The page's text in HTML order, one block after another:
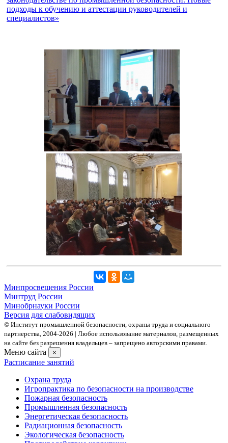
подходы к обучению и аттестации руководителей и
специалистов»
Минпросвещения России
Минтруд России
Минобрнауки России
Версия для слабовидящих
© Институт промышленной безопасности, охраны труда и социального
партнерства, 2004- 2026 | Любое использование материалов, размещенных
на сайте без разрешения владельцев – запрещено авторскими правами.
Меню сайта ×
Расписание занятий
Охрана труда
Игропрактика по безопасности на производстве
Пожарная безопасность
Промышленная безопасность
Энергетическая безопасность
Радиационная безопасность
Экологическая безопасность